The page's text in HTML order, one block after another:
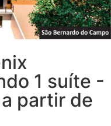
1 suíte -
partir de